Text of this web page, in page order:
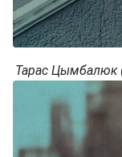
Тарас Цымбалюк